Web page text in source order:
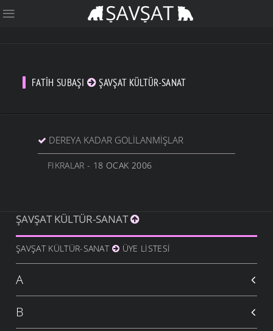
FATIH SUBAŞI ŞAVŞAT KÜLTÜR-SANAT
DEREYA KADAR GOLILANMIŞLAR
FIKRALAR - 18 OCAK 2006
ŞAVŞAT KÜLTÜR-SANAT
ŞAVŞAT KÜLTÜR-SANAT ÜYE LISTESI
A
B